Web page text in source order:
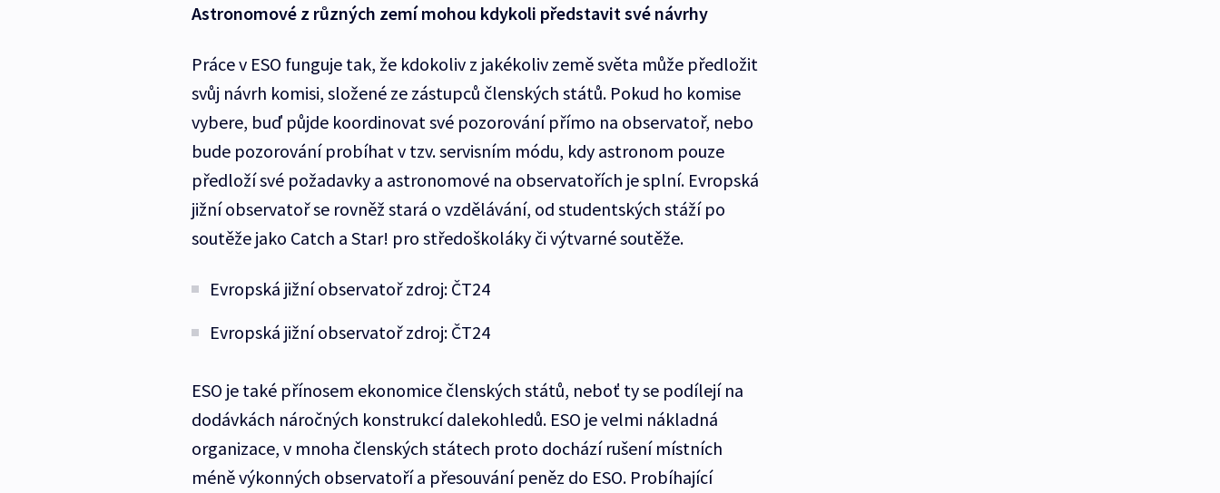
Astronomové z různých zemí mohou kdykoli představit své návrhy
Práce v ESO funguje tak, že kdokoliv z jakékoliv země světa může předložit
svůj návrh komisi, složené ze zástupců členských států. Pokud ho komise
vybere, buď půjde koordinovat své pozorování přímo na observatoř, nebo
bude pozorování probíhat v tzv. servisním módu, kdy astronom pouze
předloží své požadavky a astronomové na observatořích je splní. Evropská
jižní observatoř se rovněž stará o vzdělávání, od studentských stáží po
soutěže jako Catch a Star! pro středoškoláky či výtvarné soutěže.
Evropská jižní observatoř zdroj: ČT24
Evropská jižní observatoř zdroj: ČT24
ESO je také přínosem ekonomice členských států, neboť ty se podílejí na
dodávkách náročných konstrukcí dalekohledů. ESO je velmi nákladná
organizace, v mnoha členských státech proto dochází rušení místních
méně výkonných observatoří a přesouvání peněz do ESO. Probíhající